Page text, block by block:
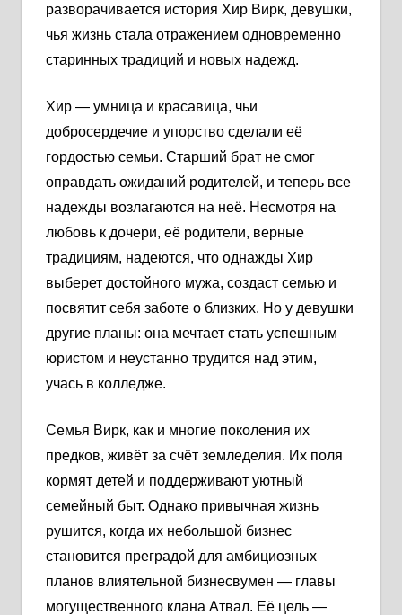
разворачивается история Хир Вирк, девушки,
чья жизнь стала отражением одновременно
старинных традиций и новых надежд.
Хир — умница и красавица, чьи
добросердечие и упорство сделали её
гордостью семьи. Старший брат не смог
оправдать ожиданий родителей, и теперь все
надежды возлагаются на неё. Несмотря на
любовь к дочери, её родители, верные
традициям, надеются, что однажды Хир
выберет достойного мужа, создаст семью и
посвятит себя заботе о близких. Но у девушки
другие планы: она мечтает стать успешным
юристом и неустанно трудится над этим,
учась в колледже.
Семья Вирк, как и многие поколения их
предков, живёт за счёт земледелия. Их поля
кормят детей и поддерживают уютный
семейный быт. Однако привычная жизнь
рушится, когда их небольшой бизнес
становится преградой для амбициозных
планов влиятельной бизнесвумен — главы
могущественного клана Атвал. Её цель —